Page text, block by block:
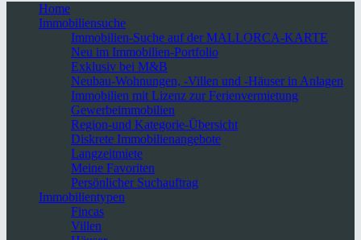
Home
Immobiliensuche
Immobilien-Suche auf der MALLORCA-KARTE
Neu im Immobilien-Portfolio
Exklusiv bei M&B
Neubau-Wohnungen, -Villen und -Häuser in Anlagen
Immobilien mit Lizenz zur Ferienvermietung
Gewerbeimmobilien
Region-und Kategorie-Übersicht
Diskrete Immobilienangebote
Langzeitmiete
Meine Favoriten
Persönlicher Suchauftrag
Immobilientypen
Fincas
Villen